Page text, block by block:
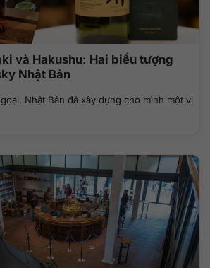
và Hakushu: Hai biểu tượng
Nhật Bản
Nhật Bản đã xây dựng cho mình một vị